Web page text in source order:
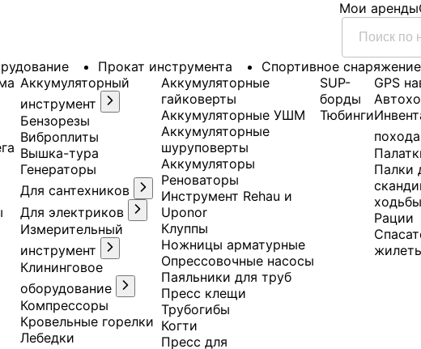
Мои аренды
Прокат инструмента Спортивное снаряжение
Аккумуляторный
инструмент
Бензорезы
Виброплиты
Вышка-тура
Генераторы
Для сантехников
Для электриков
Измерительный
инструмент
Клининговое
оборудование
Компрессоры
Кровельные горелки
Лебедки
Аккумуляторные
гайковерты
Аккумуляторные УШМ
Аккумуляторные
шуруповерты
Аккумуляторы
Реноваторы
Инструмент Rehau и
Uponor
Клуппы
Ножницы арматурные
Опрессовочные насосы
Паяльники для труб
Пресс клещи
Трубогибы
Когти
Пресс для
SUP-
борды
Тюбинги
GPS
похода
Палки
ходьбы
Рации